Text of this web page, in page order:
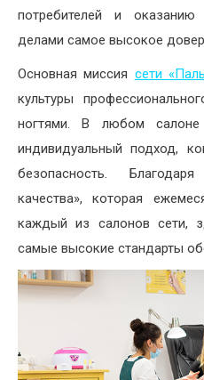
потребителей и
делами самое высокое
Основная миссия сети
культуры
ногтями. В любом
индивидуальный подход,
безопасность.
качества», которая
каждый из салонов сети,
самые высокие стандарты